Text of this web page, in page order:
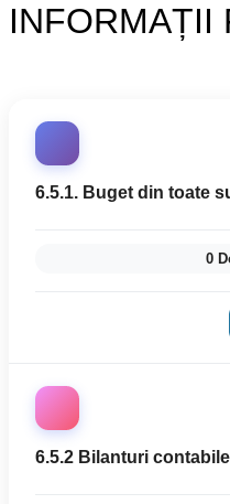
INFORMAȚII
6.5.1. Buget din toate
0
6.5.2 Bilanturi contabile